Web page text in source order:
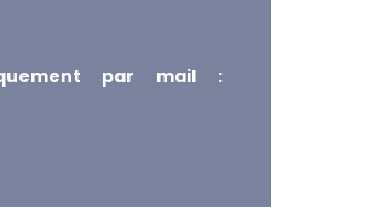
par mail :